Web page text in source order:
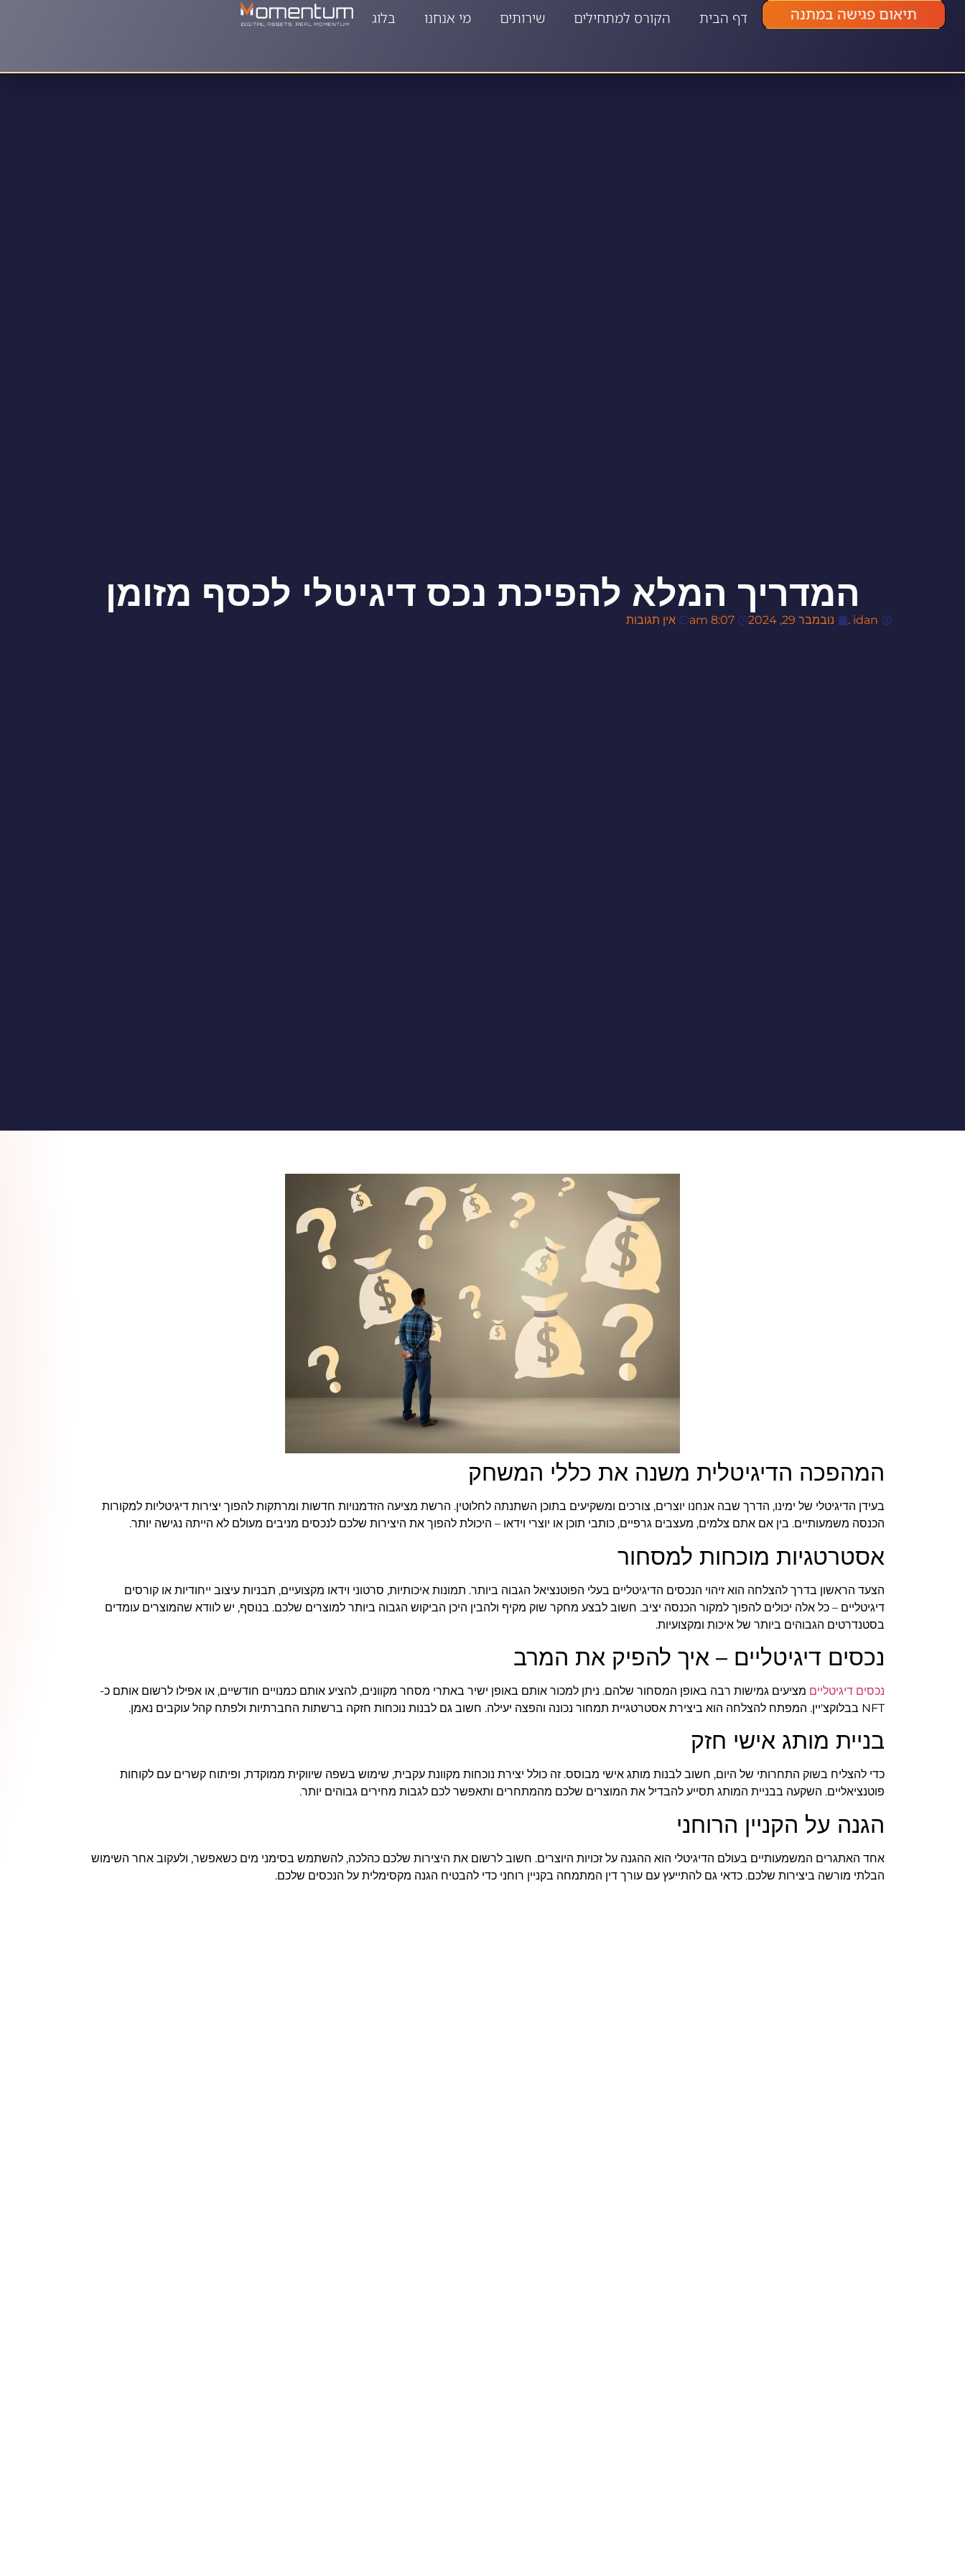
תיאום פגישה במתנה דף הבית הקורס למתחילים שירותים מי אנחנו בלוג
המדריך המלא להפיכת נכס דיגיטלי לכסף מזומן
idan . נובמבר 29, 2024 8:07 am אין תגובות
המהפכה הדיגיטלית משנה את כללי המשחק
בעידן הדיגיטלי של ימינו, הדרך שבה אנחנו יוצרים, צורכים ומשקיעים בתוכן השתנתה לחלוטין. הרשת מציעה הזדמנויות חדשות ומרתקות להפוך יצירות דיגיטליות למקורות
הכנסה משמעותיים. בין אם אתם צלמים, מעצבים גרפיים, כותבי תוכן או יוצרי וידאו – היכולת להפוך את היצירות שלכם לנכסים מניבים מעולם לא הייתה נגישה יותר.
אסטרטגיות מוכחות למסחור
הצעד הראשון בדרך להצלחה הוא זיהוי הנכסים הדיגיטליים בעלי הפוטנציאל הגבוה ביותר. תמונות איכותיות, סרטוני וידאו מקצועיים, תבניות עיצוב ייחודיות או קורסים
דיגיטליים – כל אלה יכולים להפוך למקור הכנסה יציב. חשוב לבצע מחקר שוק מקיף ולהבין היכן הביקוש הגבוה ביותר למוצרים שלכם. בנוסף, יש לוודא שהמוצרים עומדים
בסטנדרטים הגבוהים ביותר של איכות ומקצועיות.
נכסים דיגיטליים – איך להפיק את המרב
נכסים דיגיטליים מציעים גמישות רבה באופן המסחור שלהם. ניתן למכור אותם באופן ישיר באתרי מסחר מקוונים, להציע אותם כמנויים חודשיים, או אפילו לרשום אותם כ-
NFT בבלוקצ'יין. המפתח להצלחה הוא ביצירת אסטרטגיית תמחור נכונה והפצה יעילה. חשוב גם לבנות נוכחות חזקה ברשתות החברתיות ולפתח קהל עוקבים נאמן.
בניית מותג אישי חזק
כדי להצליח בשוק התחרותי של היום, חשוב לבנות מותג אישי מבוסס. זה כולל יצירת נוכחות מקוונת עקבית, שימוש בשפה שיווקית ממוקדת, ופיתוח קשרים עם לקוחות
פוטנציאליים. השקעה בבניית המותג תסייע להבדיל את המוצרים שלכם מהמתחרים ותאפשר לכם לגבות מחירים גבוהים יותר.
הגנה על הקניין הרוחני
אחד האתגרים המשמעותיים בעולם הדיגיטלי הוא ההגנה על זכויות היוצרים. חשוב לרשום את היצירות שלכם כהלכה, להשתמש בסימני מים כשאפשר, ולעקוב אחר השימוש
הבלתי מורשה ביצירות שלכם. כדאי גם להתייעץ עם עורך דין המתמחה בקניין רוחני כדי להבטיח הגנה מקסימלית על הנכסים שלכם.